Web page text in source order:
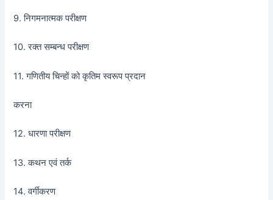
9. निगमनात्मक परीक्षण
10. रक्त सम्बन्ध परीक्षण
11. गणितीय चिन्हों को कृतिम स्वरूप प्रदान
करना
12. धारणा परीक्षण
13. कथन एवं तर्क
14. वर्गीकरण